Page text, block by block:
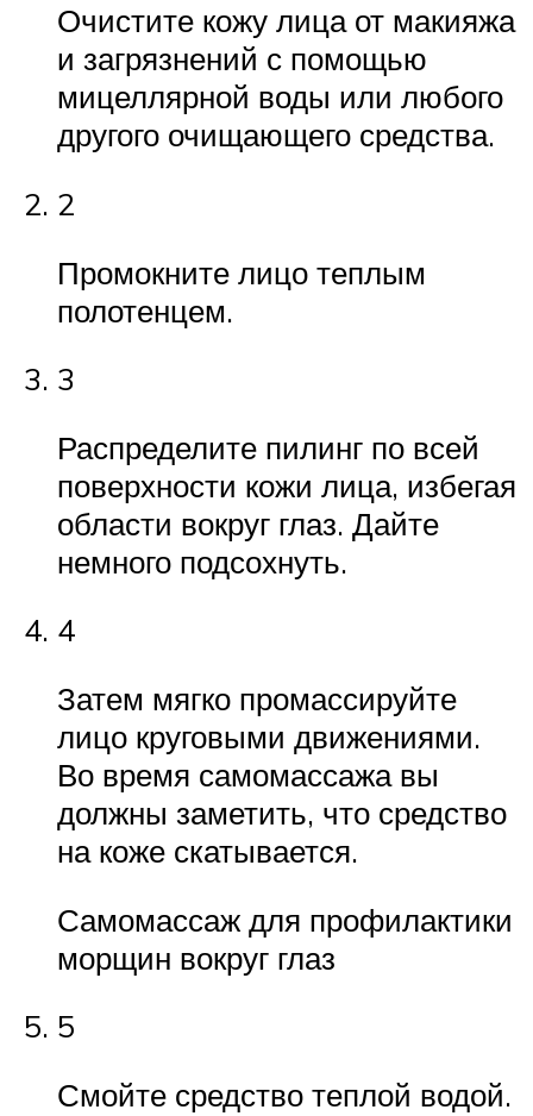
Очистите кожу лица от макияжа
и загрязнений с помощью
мицеллярной воды или любого
другого очищающего средства.
2
Промокните лицо теплым
полотенцем.
3
Распределите пилинг по всей
поверхности кожи лица, избегая
области вокруг глаз. Дайте
немного подсохнуть.
4
Затем мягко промассируйте
лицо круговыми движениями.
Во время самомассажа вы
должны заметить, что средство
на коже скатывается.
Самомассаж для профилактики
морщин вокруг глаз
5
Смойте средство теплой водой.